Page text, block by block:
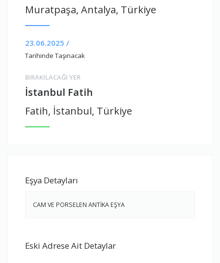
Muratpaşa, Antalya, Türkiye
23.06.2025 /
Tarihinde Taşınacak
BIRAKILACAĞI YER
İstanbul Fatih
Fatih, İstanbul, Türkiye
Eşya Detayları
CAM VE PORSELEN ANTİKA EŞYA
Eski Adrese Ait Detaylar